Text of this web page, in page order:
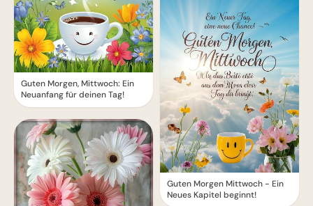
Guten Morgen, Mittwoch: Ein
Neuanfang für deinen Tag!
Guten Morgen Mittwoch - Ein
Neues Kapitel beginnt!